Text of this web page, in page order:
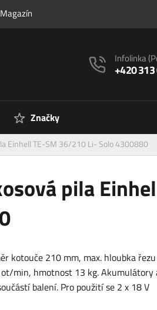
Magazín
Infolinka
+420
Značky
Einhell TE-SM 36/210 Li- Solo 4300880
pila
kotouče 210 mm, max. hloubka
min, hmotnost 13 kg. Akumulátory
balení. Pro použití se 2 x 18 V